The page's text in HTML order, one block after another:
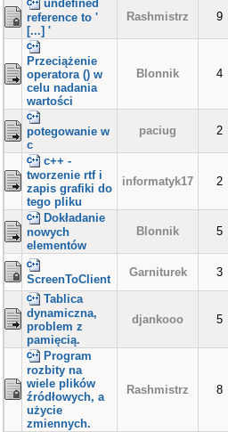
undefined
reference to '
[...] '
Rashmistrz 9
Przeciążenie
operatora () w
celu nadania
wartości
Blonnik 4
potegowanie w
c
paciug 2
c++ -
tworzenie rtf i
zapis grafiki do
tego pliku
informatyk17 2
Dokładanie
nowych
elementów
Blonnik 5
ScreenToClient
Garniturek 3
Tablica
dynamiczna,
problem z
pamięcią.
djankooo 5
Program
rozbity na
wiele plików
źródłowych, a
użycie
zmiennych.
Rashmistrz 8